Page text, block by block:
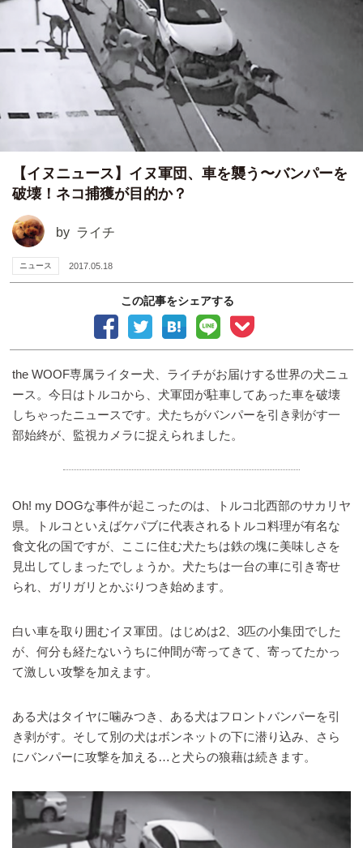
【イヌニュース】イヌ軍団、車を襲う〜バンパーを
破壊！ネコ捕獲が目的か？
by ライチ
ニュース 2017.05.18
この記事をシェアする
the WOOF専属ライター犬、ライチがお届けする世界の犬ニュ
ース。今日はトルコから、犬軍団が駐車してあった車を破壊
しちゃったニュースです。犬たちがバンパーを引き剥がす一
部始終が、監視カメラに捉えられました。
Oh! my DOGな事件が起こったのは、トルコ北西部のサカリヤ
県。トルコといえばケパブに代表されるトルコ料理が有名な
食文化の国ですが、ここに住む犬たちは鉄の塊に美味しさを
見出してしまったでしょうか。犬たちは一台の車に引き寄せ
られ、ガリガリとかぶりつき始めます。
白い車を取り囲むイヌ軍団。はじめは2、3匹の小集団でした
が、何分も経たないうちに仲間が寄ってきて、寄ってたかっ
て激しい攻撃を加えます。
ある犬はタイヤに噛みつき、ある犬はフロントバンパーを引
き剥がす。そして別の犬はボンネットの下に潜り込み、さら
にバンパーに攻撃を加える…と犬らの狼藉は続きます。